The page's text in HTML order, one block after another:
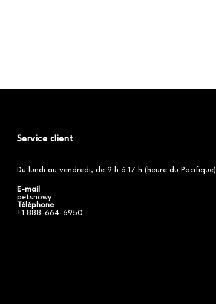
Service client
Du lundi au vendredi, de 9 h à 17 h (heure du Pacifique)
E-mail
petsnowy
Téléphone
+1 888-664-6950